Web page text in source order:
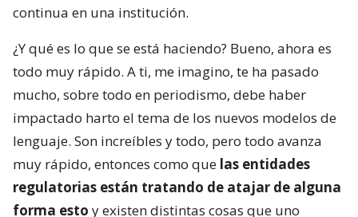
continua en una institución.
¿Y qué es lo que se está haciendo? Bueno, ahora es
todo muy rápido. A ti, me imagino, te ha pasado
mucho, sobre todo en periodismo, debe haber
impactado harto el tema de los nuevos modelos de
lenguaje. Son increíbles y todo, pero todo avanza
muy rápido, entonces como que las entidades
regulatorias están tratando de atajar de alguna
forma esto y existen distintas cosas que uno